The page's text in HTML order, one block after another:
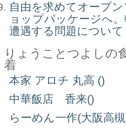
自由を求めてオープ
ョップパッケージへ
遭遇する問題について
りょうことつよしの
着
本家 アロチ 丸高 ()
中華飯店 香来()
らーめん一作(大阪高